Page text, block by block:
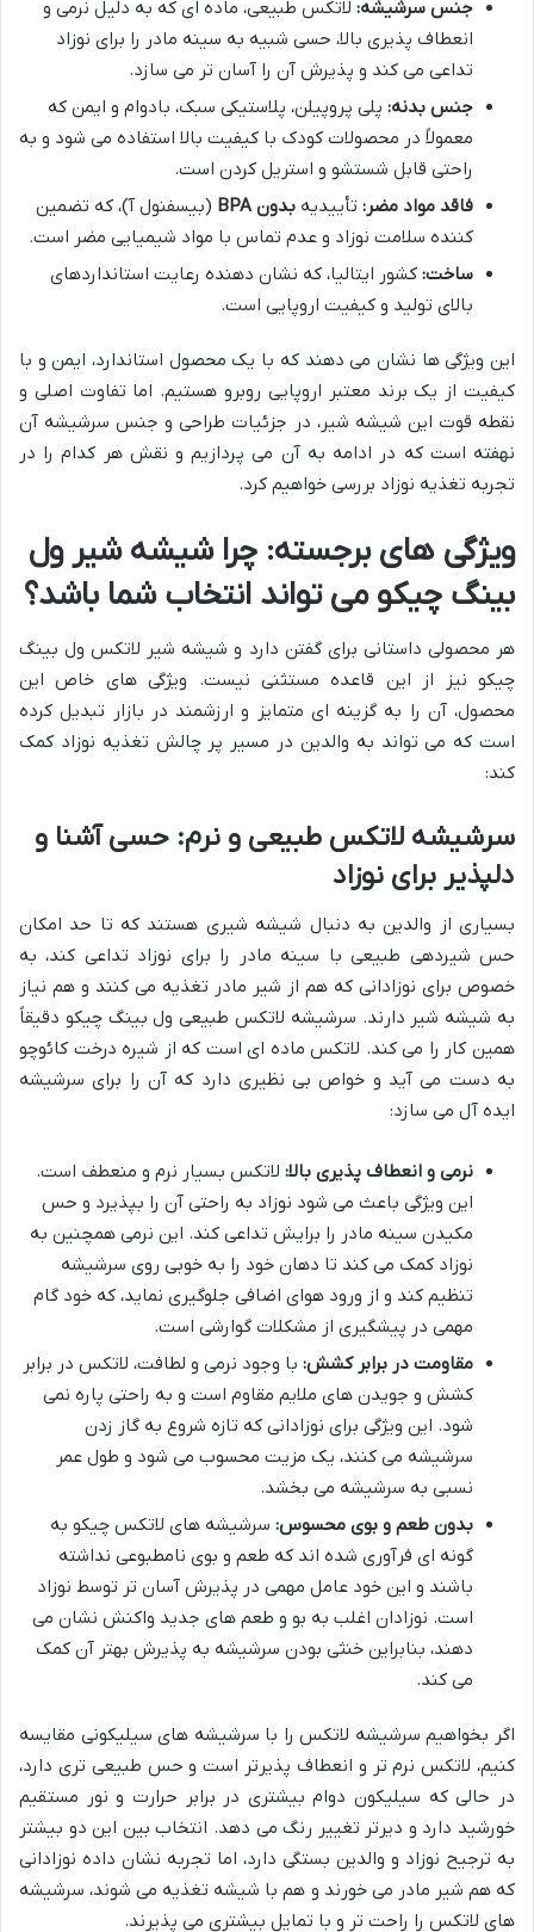
جنس سرشیشه: لاتکس طبیعی، ماده ای که به دلیل نرمی و
انعطاف پذیری بالا، حسی شبیه به سینه مادر را برای نوزاد
تداعی می کند و پذیرش آن را آسان تر می سازد.
جنس بدنه: پلی پروپیلن، پلاستیکی سبک، بادوام و ایمن که
معمولاً در محصولات کودک با کیفیت بالا استفاده می شود و به
راحتی قابل شستشو و استریل کردن است.
فاقد مواد مضر: تأییدیه بدون BPA
(بیسفنول آ)، که تضمین
کننده سلامت نوزاد و عدم تماس با مواد شیمیایی مضر است.
ساخت: کشور ایتالیا، که نشان دهنده رعایت استانداردهای
بالای تولید و کیفیت اروپایی است.
این ویژگی ها نشان می دهند که با یک محصول استاندارد، ایمن و با
کیفیت از یک برند معتبر اروپایی روبرو هستیم. اما تفاوت اصلی و
نقطه قوت این شیشه شیر، در جزئیات طراحی و جنس سرشیشه آن
نهفته است که در ادامه به آن می پردازیم و نقش هر کدام را در
تجربه تغذیه نوزاد بررسی خواهیم کرد.
ویژگی های برجسته: چرا شیشه شیر ول
بینگ چیکو می تواند انتخاب شما باشد؟
هر محصولی داستانی برای گفتن دارد و شیشه شیر لاتکس ول بینگ
چیکو نیز از این قاعده مستثنی نیست. ویژگی های خاص این
محصول، آن را به گزینه ای متمایز و ارزشمند در بازار تبدیل کرده
است که می تواند به والدین در مسیر پر چالش تغذیه نوزاد کمک
کند:
سرشیشه لاتکس طبیعی و نرم: حسی آشنا و
دلپذیر برای نوزاد
بسیاری از والدین به دنبال شیشه شیری هستند که تا حد امکان
حس شیردهی طبیعی با سینه مادر را برای نوزاد تداعی کند، به
خصوص برای نوزادانی که هم از شیر مادر تغذیه می کنند و هم نیاز
به شیشه شیر دارند. سرشیشه لاتکس طبیعی ول بینگ چیکو دقیقاً
همین کار را می کند. لاتکس ماده ای است که از شیره درخت کائوچو
به دست می آید و خواص بی نظیری دارد که آن را برای سرشیشه
ایده آل می سازد:
نرمی و انعطاف پذیری بالا: لاتکس بسیار نرم و منعطف است.
این ویژگی باعث می شود نوزاد به راحتی آن را بپذیرد و حس
مکیدن سینه مادر را برایش تداعی کند. این نرمی همچنین به
نوزاد کمک می کند تا دهان خود را به خوبی روی سرشیشه
تنظیم کند و از ورود هوای اضافی جلوگیری نماید، که خود گام
مهمی در پیشگیری از مشکلات گوارشی است.
مقاومت در برابر کشش: با وجود نرمی و لطافت، لاتکس در برابر
کشش و جویدن های ملایم مقاوم است و به راحتی پاره نمی
شود. این ویژگی برای نوزادانی که تازه شروع به گاز زدن
سرشیشه می کنند، یک مزیت محسوب می شود و طول عمر
نسبی به سرشیشه می بخشد.
بدون طعم و بوی محسوس: سرشیشه های لاتکس چیکو به
گونه ای فرآوری شده اند که طعم و بوی نامطبوعی نداشته
باشند و این خود عامل مهمی در پذیرش آسان تر توسط نوزاد
است. نوزادان اغلب به بو و طعم های جدید واکنش نشان می
دهند، بنابراین خنثی بودن سرشیشه به پذیرش بهتر آن کمک
می کند.
اگر بخواهیم سرشیشه لاتکس را با سرشیشه های سیلیکونی مقایسه
کنیم، لاتکس نرم تر و انعطاف پذیرتر است و حس طبیعی تری دارد،
در حالی که سیلیکون دوام بیشتری در برابر حرارت و نور مستقیم
خورشید دارد و دیرتر تغییر رنگ می دهد. انتخاب بین این دو بیشتر
به ترجیح نوزاد و والدین بستگی دارد، اما تجربه نشان داده نوزادانی
که هم شیر مادر می خورند و هم با شیشه تغذیه می شوند، سرشیشه
های لاتکس را راحت تر و با تمایل بیشتری می پذیرند.